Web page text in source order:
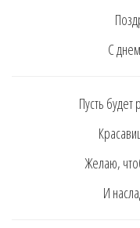
C
Пycть бyдeт
Жeлaю,
И